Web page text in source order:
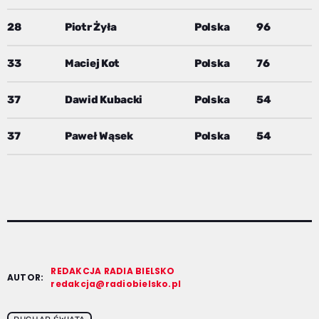
28 Piotr Żyła Polska 96
33 Maciej Kot Polska 76
37 Dawid Kubacki Polska 54
37 Paweł Wąsek Polska 54
AUTOR:
REDAKCJA RADIA BIELSKO
redakcja@radiobielsko.pl